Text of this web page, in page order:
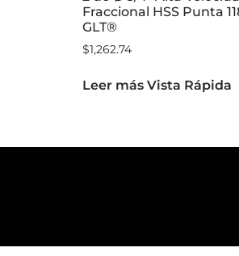
Fraccional HSS Punta
GLT®
$1,262.74
Leer más Vista Rápida